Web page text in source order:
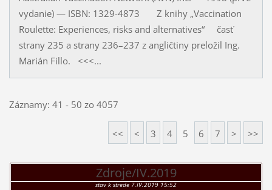
vydanie) — ISBN: 1329-4873 Z knihy „Vaccination
Roulette: Experiences, risks and alternatives“ časť
strany 235 a strany 236–237 z angličtiny preložil Ing.
Marián Fillo. <<<...
Záznamy: 41 - 50 zo 4057
<< < 3 4 5 6 7 > >>
Zdroje/IV.2019
stav k strede 7.IV.2019 15:52